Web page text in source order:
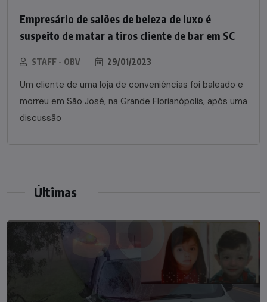
Empresário de salões de beleza de luxo é
suspeito de matar a tiros cliente de bar em SC
STAFF - OBV 29/01/2023
Um cliente de uma loja de conveniências foi baleado e
morreu em São José, na Grande Florianópolis, após uma
discussão
Últimas